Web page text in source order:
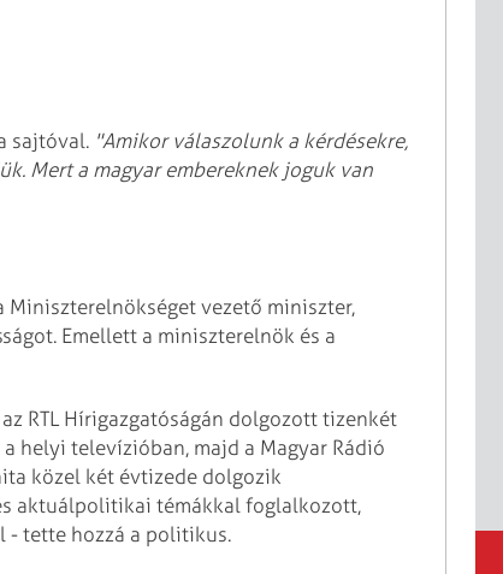
sajtóval. "Amikor válaszolunk a kérdésekre,
Mert a magyar embereknek joguk van
Miniszterelnökséget vezető miniszter,
Emellett a miniszterelnök és a
RTL Hírigazgatóságán dolgozott tizenkét
helyi televízióban, majd a Magyar Rádió
közel két évtizede dolgozik
aktuálpolitikai témákkal foglalkozott,
- tette hozzá a politikus.